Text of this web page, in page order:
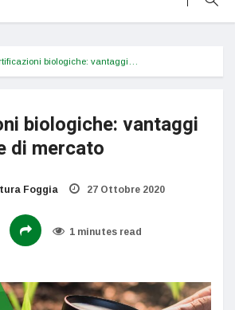
biologiche: vantaggi…
biologiche: vantaggi
di mercato
Foggia 27 Ottobre 2020
1 minutes read